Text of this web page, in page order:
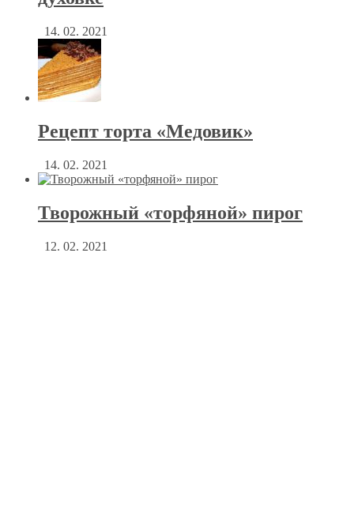
14. 02. 2021
Рецепт торта «Медовик»
14. 02. 2021
Творожный «торфяной» пирог
12. 02. 2021